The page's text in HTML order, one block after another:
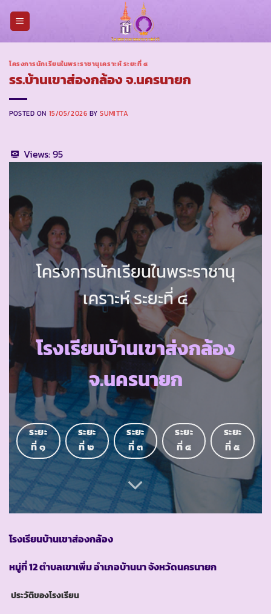
โครงการนักเรียนในพระราชานุเคราะห์ ระยะที่ ๔
รร.บ้านเขาส่องกล้อง จ.นครนายก
POSTED ON 15/05/2026 BYSUMITTA
Views:95
โครงการนักเรียนในพระราชานุ
เคราะห์ ระยะที่ ๔
โรงเรียนบ้านเขาส่งกล้อง
จ.นครนายก
ระยะ
ที่ ๑
ระยะ
ที่ ๒
ระยะ
ที่ ๓
ระยะ
ที่ ๔
ระยะ
ที่ ๕
โรงเรียนบ้านเขาส่องกล้อง
หมู่ที่12 ตำบลเขาเพิ่ม อำเภอบ้านนา จังหวัดนครนายก
ประวัติของโรงเรียน